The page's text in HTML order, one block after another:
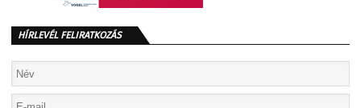
HÍRLEVÉL FELIRATKOZÁS